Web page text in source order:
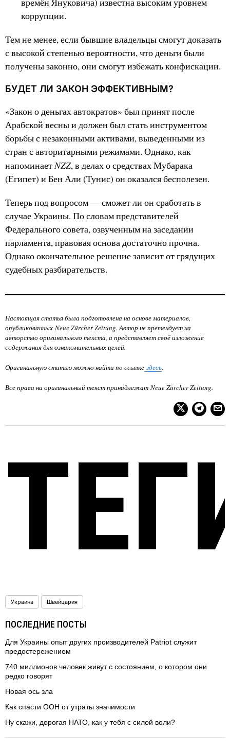
коррупции.
Тем не менее, если бывшие владельцы смогут доказать
с высокой степенью вероятности, что деньги были
получены законно, они смогут избежать конфискации.
БУДЕТ ЛИ ЗАКОН ЭФФЕКТИВНЫМ?
«Закон о деньгах автократов» был принят после
Арабской весны и должен был стать инструментом
борьбы с незаконными активами, выведенными из
стран с авторитарными режимами. Однако, как
напоминаетNZZ, в делах о средствах Мубарака
(Египет) и Бен Али (Тунис) он оказался бесполезен.
Теперь под вопросом — сможет ли он сработать в
случае Украины. По словам представителей
Федерального совета, озвученным на заседании
парламента, правовая основа достаточно прочна.
Однако окончательное решение зависит от грядущих
судебных разбирательств.
Настоящая статья была подготовлена на основе материалов,
опубликованных Neue Zürcher Zeitung. Автор не претендует на
авторство оригинального текста, а представляет своё изложение
содержания для ознакомительных целей.
Оригинальную статью можно найти по ссылке здесь.
Все права на оригинальный текст принадлежат Neue Zürcher Zeitung.
Украина Швейцария
ПОСЛЕДНИЕ ПОСТЫ
Для Украины опыт других производителей Patriot служит
предостережением
740 миллионов человек живут с состоянием, о котором они
редко говорят
Новая ось зла
Как спасти ООН от утраты значимости
Ну скажи, дорогая НАТО, как у тебя с силой воли?